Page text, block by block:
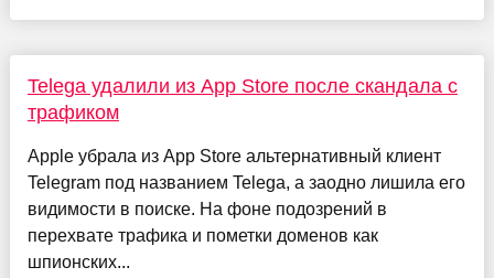
Telega удалили из App Store после скандала с
трафиком
Apple убрала из App Store альтернативный клиент
Telegram под названием Telega, а заодно лишила его
видимости в поиске. На фоне подозрений в
перехвате трафика и пометки доменов как
шпионских...